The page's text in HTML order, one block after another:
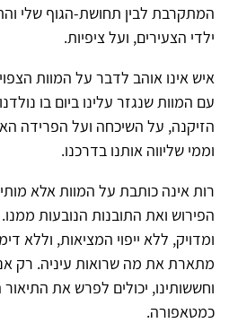
המתקרבת לבין תחושת-הגוף שלי
ילדי הצעירים, ועל ציפיות.
איש אינו אוהב לדבר על המוות
עם המוות שנגזר עלינו ביום בו
הזיקנה, על השיכחה ועל הפרידה
וממי שליווה אותנו בדרכנו.
רות אינה כותבת על המוות אלא
הפירוש ואת התובנות הנובעות
ומדויק, ללא ייפוי המציאות, וללא
מתארת את מה שרואות עיניה. רק
וחששותינו, יכולים לפרש את
כמטאפורה.